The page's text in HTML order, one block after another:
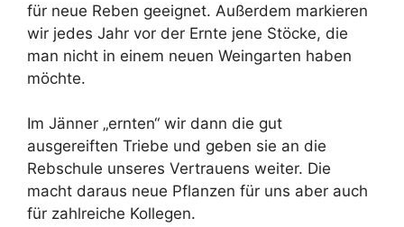
für neue Reben geeignet. Außerdem markieren
wir jedes Jahr vor der Ernte jene Stöcke, die
man nicht in einem neuen Weingarten haben
möchte.
Im Jänner „ernten“ wir dann die gut
ausgereiften Triebe und geben sie an die
Rebschule unseres Vertrauens weiter. Die
macht daraus neue Pflanzen für uns aber auch
für zahlreiche Kollegen.